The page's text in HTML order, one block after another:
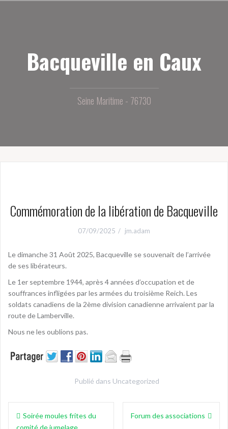
Bacqueville en Caux
Seine Maritime - 76730
Commémoration de la libération de Bacqueville
07/09/2025 jm.adam
Le dimanche 31 Août 2025, Bacqueville se souvenait de l’arrivée
de ses libérateurs.
Le 1er septembre 1944, après 4 années d’occupation et de
souffrances infligées par les armées du troisième Reich. Les
soldats canadiens de la 2ème division canadienne arrivaient par la
route de Lamberville.
Nous ne les oublions pas.
Publié dans Uncategorized
Navigation
Soirée moules frites du
comité de jumelage
Forum des associations